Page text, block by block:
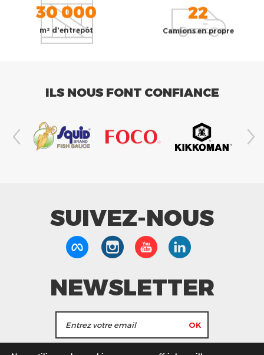
30 000
m² d'entrepôt
22
Camions en propre
ILS NOUS FONT CONFIANCE
SUIVEZ-NOUS
NEWSLETTER
J'accepte de recevoir les actualités et les